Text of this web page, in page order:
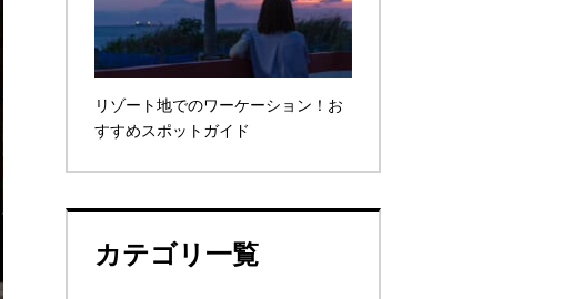
リゾート地でのワーケーション！お
すすめスポットガイド
カテゴリ一覧